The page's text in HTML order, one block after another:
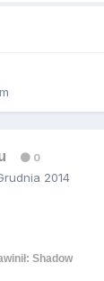
0
2014
Shadow